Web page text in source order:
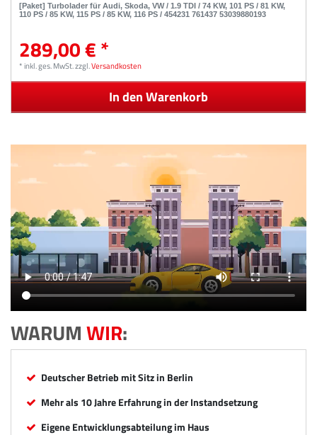
[Paket] Turbolader für Audi, Skoda, VW / 1.9 TDI / 74 KW, 101 PS / 81 KW,
110 PS / 85 KW, 115 PS / 85 KW, 116 PS / 454231 761437 53039880193
289,00 € *
*inkl. ges. MwSt.zzgl.Versandkosten
In den Warenkorb
WARUMWIR:
Deutscher Betrieb mit Sitz in Berlin
Mehr als 10 Jahre Erfahrung in der Instandsetzung
Eigene Entwicklungsabteilung im Haus